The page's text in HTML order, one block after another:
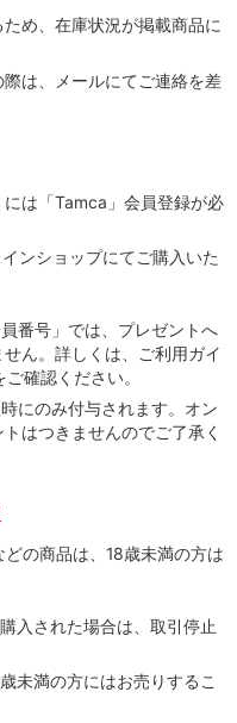
め、在庫状況が掲載商品に
は、メールにてご連絡を差
は「Tamca」会員登録が必
インショップにてご購⼊いた
番号」では、プレゼントへ
ん。詳しくは、ご利⽤ガイ
ご確認ください。
にのみ付与されます。オン
はつきませんのでご了承く
の商品は、18歳未満の方は
入された場合は、取引停止
未満の方にはお売りするこ